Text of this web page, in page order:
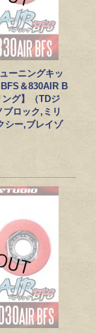
ーニングキッ
＆830AIR B
グ】（TDジ
ブロック,ミリ
シー,ブレイゾ